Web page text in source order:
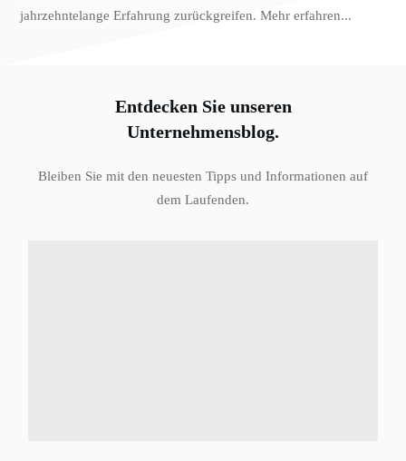
jahrzehntelange Erfahrung zurückgreifen. Mehr erfahren...
Entdecken Sie unseren
Unternehmensblog.
Bleiben Sie mit den neuesten Tipps und Informationen auf
dem Laufenden.